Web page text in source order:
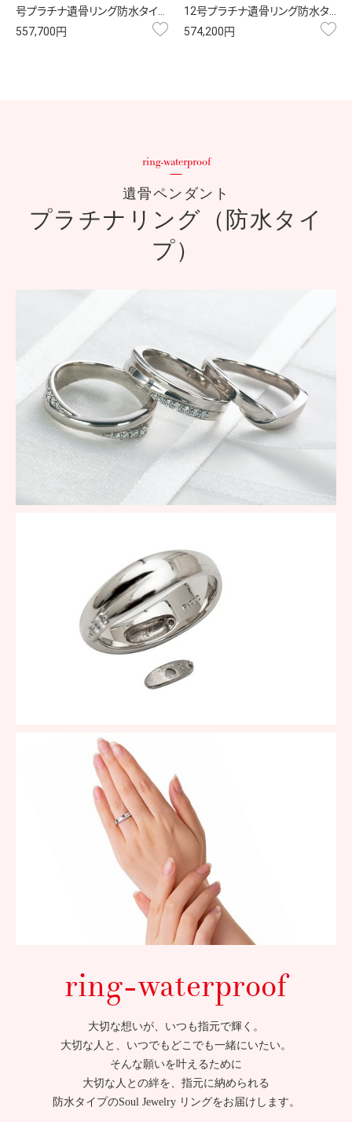
号プラチナ遺骨リング防水タイ…
557,700円
お気に入り
12号プラチナ遺骨リング防水タ…
574,200円
遺骨ペンダント
プラチナリング（防水タイ
プ）
ring-waterproof
大切な想いが、いつも指元で輝く。
大切な人と、いつでもどこでも一緒にいたい。
そんな願いを叶えるために
大切な人との絆を、指元に納められる
防水タイプのSoul Jewelry リングをお届けします。